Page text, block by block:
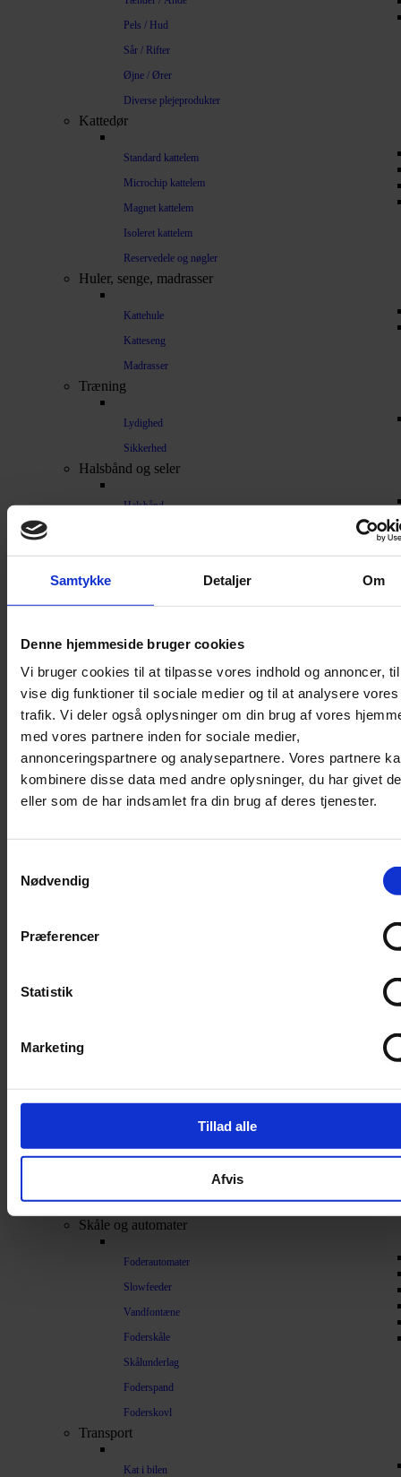
Samtykke Detaljer Om
Denne hjemmeside bruger cookies
Vi bruger cookies til at tilpasse vores indhold og annoncer,
vise dig funktioner til sociale medier og til at analysere vores
trafik. Vi deler også oplysninger om din brug af vores
med vores partnere inden for sociale medier,
annonceringspartnere og analysepartnere. Vores partnere
kombinere disse data med andre oplysninger, du har givet
eller som de har indsamlet fra din brug af deres tjenester.
Nødvendig
Præferencer
Statistik
Marketing
Tillad alle
Afvis
Pels / Hud
Sår / Rifter
Øjne / Ører
Diverse plejeprodukter
Kattedør
Standard kattelem
Microchip kattelem
Magnet kattelem
Isoleret kattelem
Reservedele og nøgler
Huler, senge, madrasser
Kattehule
Katteseng
Madrasser
Træning
Lydighed
Sikkerhed
Halsbånd og seler
Halsbånd
Seler / Liner
Kattetoilet
Kattetoilet
Sandmåtter
Grusskovl
Luftrenser / Lugtfjerner
Affaldsposer
Kattemalt
Mælkeerstatning
Understøtning af gamle led
Skåle og automater
Foderautomater
Slowfeeder
Vandfontæne
Foderskåle
Skålunderlag
Foderspand
Foderskovl
Transport
Kat i bilen